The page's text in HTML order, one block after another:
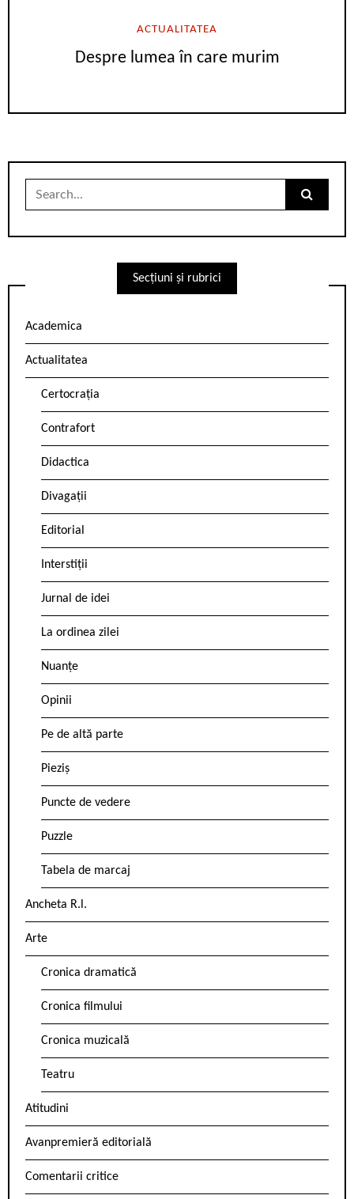
ACTUALITATEA
Despre lumea în care murim
Search
Secțiuni și rubrici
Academica
Actualitatea
Certocrația
Contrafort
Didactica
Divagații
Editorial
Interstiții
Jurnal de idei
La ordinea zilei
Nuanțe
Opinii
Pe de altă parte
Pieziș
Puncte de vedere
Puzzle
Tabela de marcaj
Ancheta R.l.
Arte
Cronica dramatică
Cronica filmului
Cronica muzicală
Teatru
Atitudini
Avanpremieră editorială
Comentarii critice